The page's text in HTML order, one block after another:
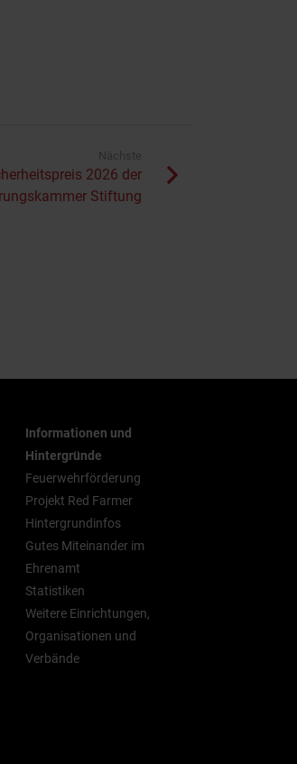
Nächste
2026 der
Stiftung
Informationen und
Hintergründe
Feuerwehrförderung
Projekt Red Farmer
Hintergrundinfos
Gutes Miteinander im
Ehrenamt
Statistiken
Weitere Einrichtungen,
Organisationen und
Verbände